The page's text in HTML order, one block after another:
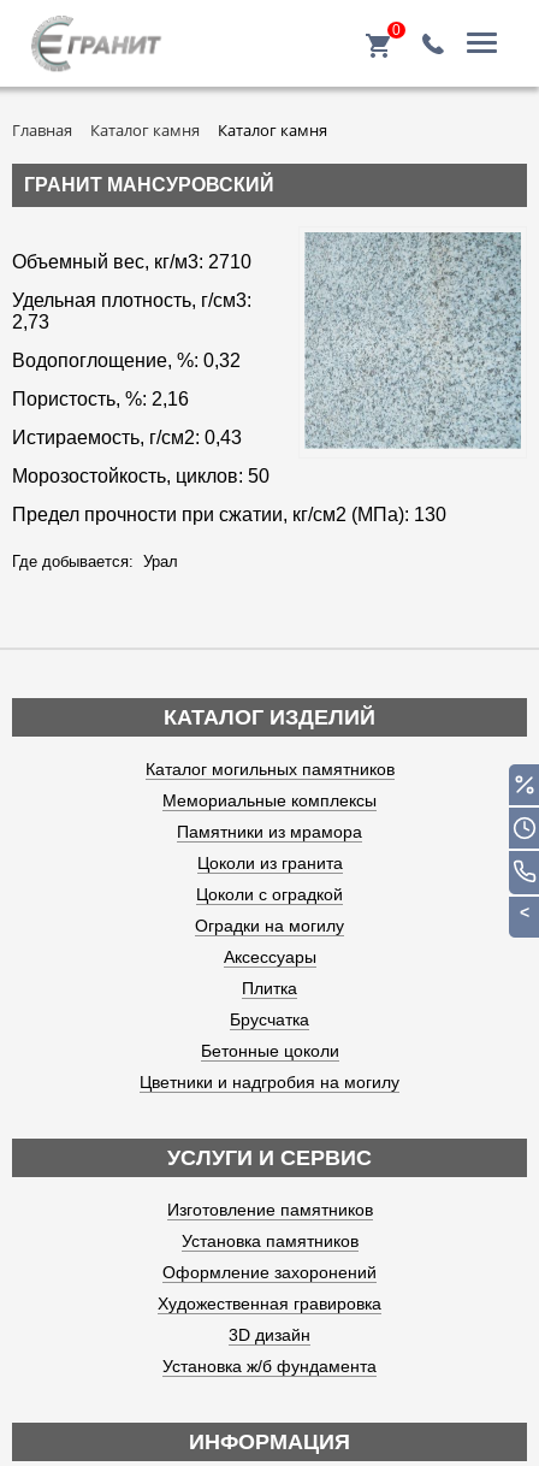
0
Главная Каталог камня Каталог камня
ГРАНИТ МАНСУРОВСКИЙ
Объемный вес, кг/м3: 2710
Удельная плотность, г/см3:
2,73
Водопоглощение, %: 0,32
Пористость, %: 2,16
Истираемость, г/см2: 0,43
Морозостойкость, циклов: 50
Предел прочности при сжатии, кг/см2 (МПа): 130
Где добывается: Урал
КАТАЛОГ ИЗДЕЛИЙ
Каталог могильных памятников
Мемориальные комплексы
Памятники из мрамора
Цоколи из гранита
Цоколи с оградкой
Оградки на могилу
Аксессуары
Плитка
Брусчатка
Бетонные цоколи
Цветники и надгробия на могилу
УСЛУГИ И СЕРВИС
Изготовление памятников
Установка памятников
Оформление захоронений
Художественная гравировка
3D дизайн
Установка ж/б фундамента
ИНФОРМАЦИЯ